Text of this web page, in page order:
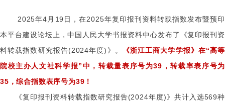
2025年4月19日，在2025年复印报刊资料转载指数发布暨预印
本平台建设论坛上，中国人民大学书报资料中心发布了《复印报刊资
料转载指数研究报告(2024年度)》。
《浙江工商大学学报》在“高等
院校主办人文社科学报”中，转载量表序号为39，转载率表序号为
35，综合指数表序号为39！
《复印报刊资料转载指数研究报告(2024年度)》共计入选569种